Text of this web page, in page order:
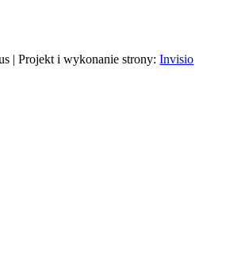
| Projekt i wykonanie strony:Invisio